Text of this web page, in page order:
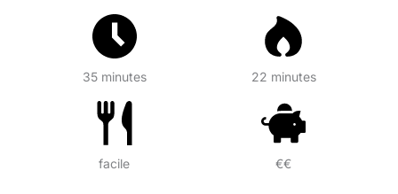
35 minutes 22 minutes
facile €€